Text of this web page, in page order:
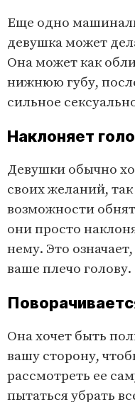
Еще одно
девушка может
Она может как
нижнюю губу,
сильное
Наклоняет
Девушки обычно
своих желаний,
возможности
они просто
нему. Это
ваше плечо голову.
Она хочет быть
вашу сторону,
рассмотреть ее
пытаться убрать